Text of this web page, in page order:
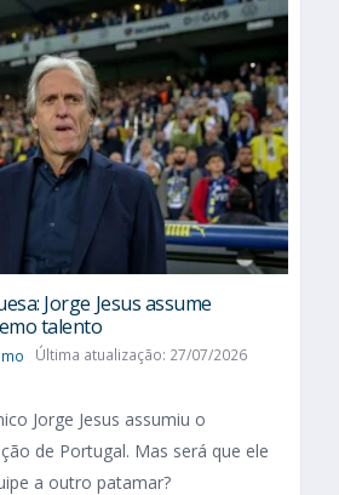
Jorge Jesus assume
talento
Última atualização: 27/07/2026
Jorge Jesus assumiu o
de Portugal. Mas será que ele
a outro patamar?